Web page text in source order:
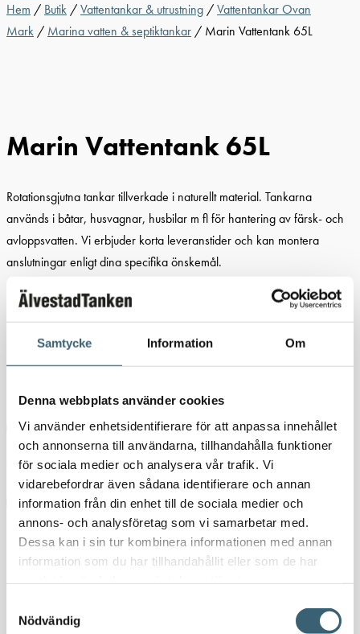
Samtycke Information Om
Denna webbplats använder cookies
Vi använder enhetsidentifierare för att anpassa innehållet
och annonserna till användarna, tillhandahålla funktioner
för sociala medier och analysera vår trafik. Vi
vidarebefordrar även sådana identifierare och annan
information från din enhet till de sociala medier och
annons- och analysföretag som vi samarbetar med.
Dessa kan i sin tur kombinera informationen med annan
information som du har tillhandahållit eller som de har
Nödvändig
Hem / Butik /Vattentankar & utrustning /Vattentankar Ovan
Mark / Marina vatten & septiktankar / Marin Vattentank 65L
Marin Vattentank 65L
Rotationsgjutna tankar tillverkade i naturellt material. Tankarna
används i båtar, husvagnar, husbilar m fl för hantering av färsk- och
avloppsvatten. Vi erbjuder korta leveranstider och kan montera
anslutningar enligt dina specifika önskemål.
2 420kr3 025kr
Marin Vattentank 65L mängd
Lägg till i varukorg
Artikelnr:40145 Kategori:Marina vatten & septiktankar
Ladda ner produktblad
Detaljerad beskrivning
Marin Vattentank 65L
Rotationsgjutna tankar tillverkade i naturellt material. Tankarna